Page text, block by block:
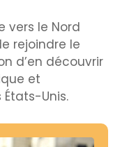
vers le Nord
rejoindre le
d’en découvrir
et
Unis.